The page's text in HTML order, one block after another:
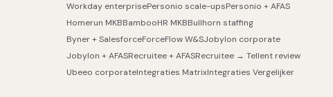
Workday enterprisePersonio scale-upsPersonio + AFAS
Homerun MKBBambooHR MKBBullhorn staffing
Byner + SalesforceForceFlow W&SJobylon corporate
Jobylon + AFASRecruitee + AFASRecruitee → Tellent review
Ubeeo corporateIntegraties MatrixIntegraties Vergelijker